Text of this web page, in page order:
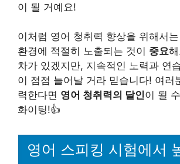
이 될 거예요!
이처럼 영어 청취력 향상을 위해서
환경에 적절히 노출되는 것이 중요
차가 있겠지만, 지속적인 노력과 연
이 점점 늘어날 거라 믿습니다! 여러
력한다면 영어 청취력의 달인이 될
화이팅!👍
영어 스피킹 시험에서